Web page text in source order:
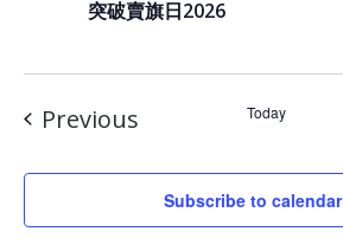
突破賣旗日2026
PreviousEvents Today
Subscribe to calendar